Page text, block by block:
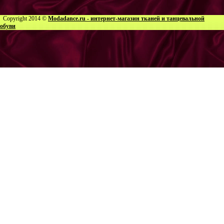
Copyright 2014 © Modadance.ru - интернет-магазин тканей и танцевальной
обуви